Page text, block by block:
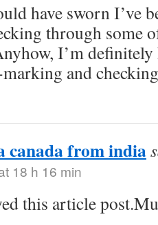
have sworn I’ve
through some
I’m
and
canada from india
18 h 16 min
this article